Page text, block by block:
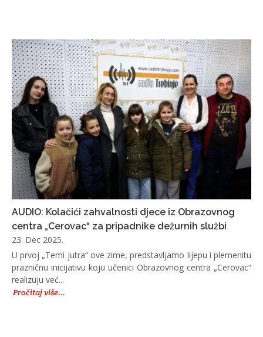
AUDIO: Kolačići zahvalnosti djece iz Obrazovnog
centra „Cerovac“ za pripadnike dežurnih službi
23. Dec 2025.
U prvoj „Temi jutra“ ove zime, predstavljamo lijepu i plemenitu
prazničnu inicijativu koju učenici Obrazovnog centra „Cerovac“
realizuju već...
Pročitaj više...